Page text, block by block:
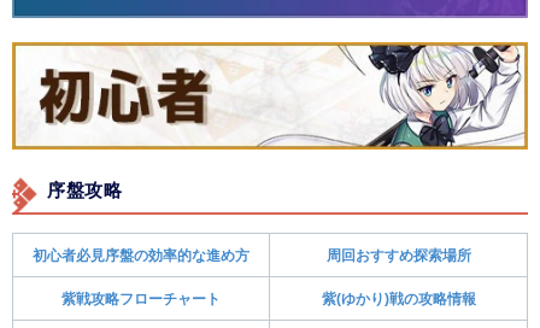
序盤攻略
初心者必見序盤の効率的な進め方 周回おすすめ探索場所
紫戦攻略フローチャート 紫(ゆかり)戦の攻略情報